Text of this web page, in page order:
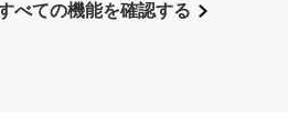
べての機能を確認する